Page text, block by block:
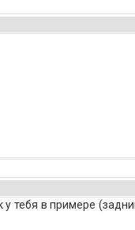
тебя в примере